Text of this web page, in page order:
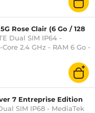
Rose Clair (6 Go / 128
Dual SIM IP64 -
2.4 GHz - RAM 6 Go -
120 Hz 6.7" 1080 x
5.1 - 5000 mAh -
7 Entreprise Edition
SIM IP68 - MediaTek